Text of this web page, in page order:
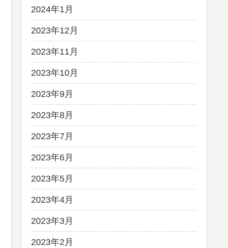
2024年1月
2023年12月
2023年11月
2023年10月
2023年9月
2023年8月
2023年7月
2023年6月
2023年5月
2023年4月
2023年3月
2023年2月